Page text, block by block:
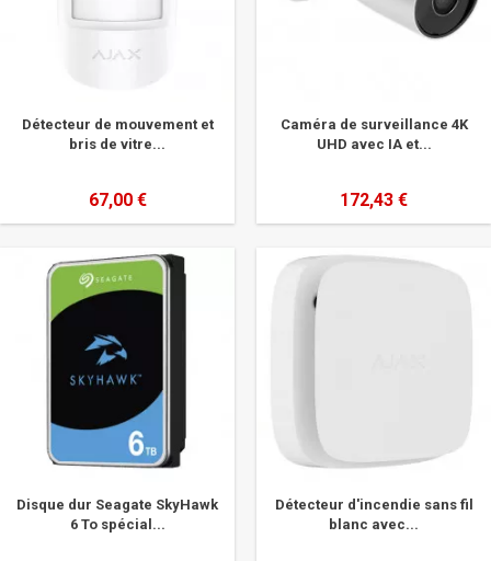
Détecteur de mouvement et
bris de vitre...
67,00 €
Caméra de surveillance 4K
UHD avec IA et...
172,43 €
Disque dur Seagate SkyHawk
6 To spécial...
Détecteur d'incendie sans fil
blanc avec...